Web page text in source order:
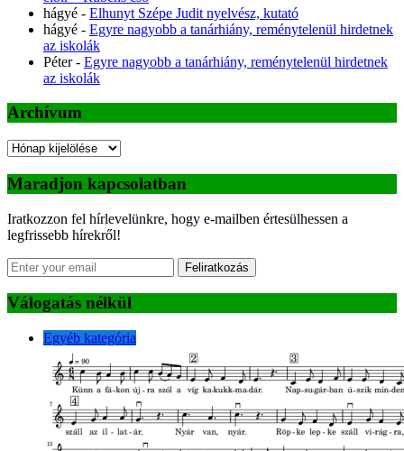
hágyé - Elhunyt Szépe Judit nyelvész, kutató
hágyé - Egyre nagyobb a tanárhiány, reménytelenül hirdetnek
az iskolák
Péter- Egyre nagyobb a tanárhiány, reménytelenül hirdetnek
az iskolák
Archívum
Archívum
Maradjon kapcsolatban
Iratkozzon fel hírlevelünkre, hogy e-mailben értesülhessen a
legfrissebb hírekről!
Feliratkozás
Válogatás nélkül
Egyéb kategória